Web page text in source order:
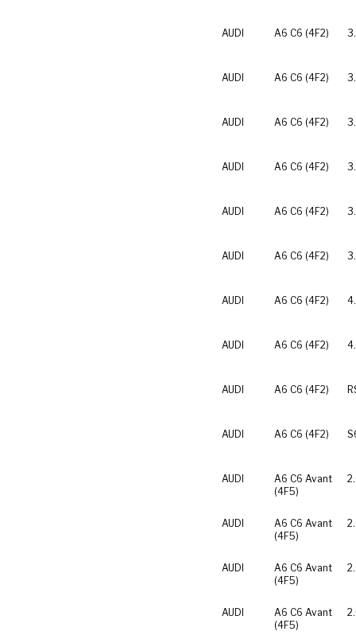
AUDI A6 C6 (4F2)
AUDI A6 C6 (4F2)
AUDI A6 C6 (4F2)
AUDI A6 C6 (4F2)
AUDI A6 C6 (4F2)
AUDI A6 C6 (4F2)
AUDI A6 C6 (4F2)
AUDI A6 C6 (4F2)
AUDI A6 C6 (4F2)
AUDI A6 C6 (4F2)
AUDI
A6 C6 Avant
(4F5)
AUDI
A6 C6 Avant
(4F5)
AUDI
A6 C6 Avant
(4F5)
AUDI
A6 C6 Avant
(4F5)